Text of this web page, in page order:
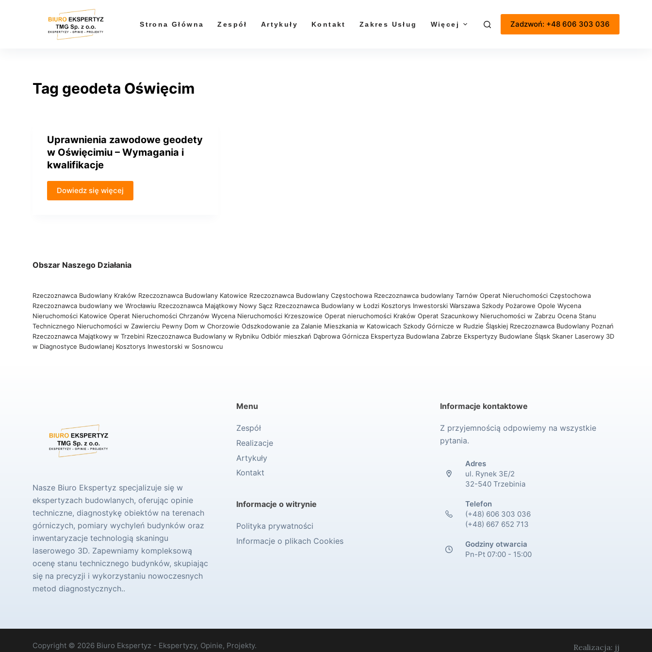
Strona Główna Zespół Artykuły Kontakt Zakres Usług Więcej Zadzwoń: +48 606 303 036
Tag geodeta Oświęcim
Uprawnienia zawodowe geodety
w Oświęcimiu – Wymagania i
kwalifikacje
Dowiedz się więcej
Obszar Naszego Działania
Rzeczoznawca Budowlany Kraków Rzeczoznawca Budowlany Katowice Rzeczoznawca Budowlany Częstochowa Rzeczoznawca budowlany Tarnów Operat Nieruchomości Częstochowa
Rzeczoznawca budowlany we Wrocławiu Rzeczoznawca Majątkowy Nowy Sącz Rzeczoznawca Budowlany w Łodzi Kosztorys Inwestorski Warszawa Szkody Pożarowe OpoleWycena
Nieruchomości Katowice Operat Nieruchomości Chrzanów Wycena Nieruchomości KrzeszowiceOperat nieruchomości Kraków Operat Szacunkowy Nieruchomości w ZabrzuOcena Stanu
Technicznego Nieruchomości w Zawierciu Pewny Dom w Chorzowie Odszkodowanie za Zalanie Mieszkania w Katowicach Szkody Górnicze w Rudzie Śląskiej Rzeczoznawca Budowlany Poznań
Rzeczoznawca Majątkowy w Trzebini Rzeczoznawca Budowlany w RybnikuOdbiór mieszkań Dąbrowa Górnicza Ekspertyza Budowlana Zabrze Ekspertyzy Budowlane Śląsk Skaner Laserowy 3D
w Diagnostyce Budowlanej Kosztorys Inwestorski w Sosnowcu
Nasze Biuro Ekspertyz specjalizuje się w
ekspertyzach budowlanych, oferując opinie
techniczne, diagnostykę obiektów na terenach
górniczych, pomiary wychyleń budynków oraz
inwentaryzacje technologią skaningu
laserowego 3D. Zapewniamy kompleksową
ocenę stanu technicznego budynków, skupiając
się na precyzji i wykorzystaniu nowoczesnych
metod diagnostycznych..
Menu
Zespół
Realizacje
Artykuły
Kontakt
Informacje o witrynie
Polityka prywatności
Informacje o plikach Cookies
Informacje kontaktowe
Z przyjemnością odpowiemy na wszystkie
pytania.
Adres
ul. Rynek 3E/2
32-540 Trzebinia
Telefon
(+48) 606 303 036
(+48) 667 652 713
Godziny otwarcia
Pn-Pt 07:00 - 15:00
Copyright © 2026 Biuro Ekspertyz - Ekspertyzy, Opinie, Projekty. Realizacja: jj